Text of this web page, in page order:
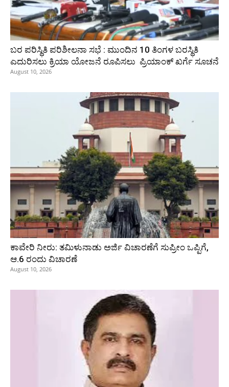
ಬರ ಪರಿಸ್ಥಿತಿ ಪರಿಶೀಲನಾ ಸಭೆ : ಮುಂದಿನ 10 ತಿಂಗಳ ಬರಸ್ಥಿತಿ
ಎದುರಿಸಲು ಕ್ರಿಯಾ ಯೋಜನೆ ರೂಪಿಸಲು ಪ್ರಿಯಾಂಕ್ ಖರ್ಗೆ ಸೂಚನೆ
August 10, 2026
ಕಾವೇರಿ ನೀರು: ತಮಿಳುನಾಡು ಅರ್ಜಿ ವಿಚಾರಣೆಗೆ ಸುಪ್ರೀಂ ಒಪ್ಪಿಗೆ,
ಆ.6 ರಂದು ವಿಚಾರಣೆ
August 10, 2026